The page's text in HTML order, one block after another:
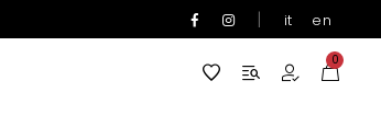
| it en
0